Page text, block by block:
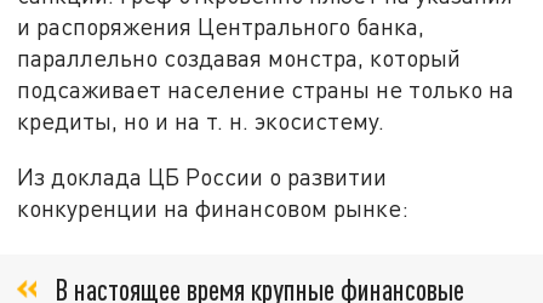
и распоряжения Центрального банка,
параллельно создавая монстра, который
подсаживает население страны не только на
кредиты, но и на т. н. экосистему.
Из доклада ЦБ России о развитии
конкуренции на финансовом рынке:
В настоящее время крупные финансовые